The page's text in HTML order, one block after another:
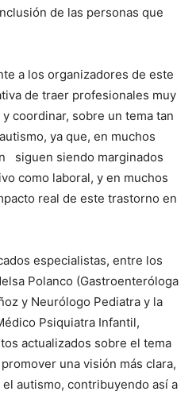
de las personas que
a los organizadores de este
de traer profesionales muy
coordinar, sobre un tema tan
ya que, en muchos
siguen siendo marginados
como laboral, y en muchos
real de este trastorno en
especialistas, entre los
Polanco (Gastroenteróloga
y Neurólogo Pediatra y la
Psiquiatra Infantil,
actualizados sobre el tema
una visión más clara,
autismo, contribuyendo así a